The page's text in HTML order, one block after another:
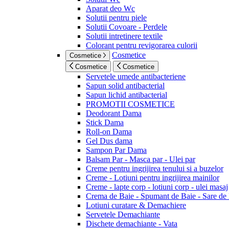
Aparat deo Wc
Solutii pentru piele
Solutii Covoare - Perdele
Solutii intretinere textile
Colorant pentru revigorarea culorii
Cosmetice Cosmetice
Cosmetice Cosmetice
Servetele umede antibacteriene
Sapun solid antibacterial
Sapun lichid antibacterial
PROMOTII COSMETICE
Deodorant Dama
Stick Dama
Roll-on Dama
Gel Dus dama
Sampon Par Dama
Balsam Par - Masca par - Ulei par
Creme pentru ingrijirea tenului si a buzelor
Creme - Lotiuni pentru ingrijirea mainilor
Creme - lapte corp - lotiuni corp - ulei masaj
Crema de Baie - Spumant de Baie - Sare de
Lotiuni curatare & Demachiere
Servetele Demachiante
Dischete demachiante - Vata